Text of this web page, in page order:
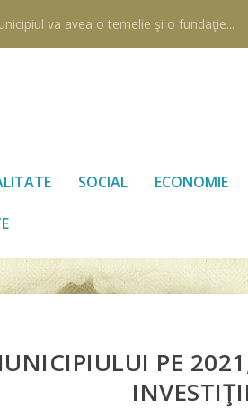
va avea o temelie şi o fundaţie...
SOCIAL ECONOMIE
PE